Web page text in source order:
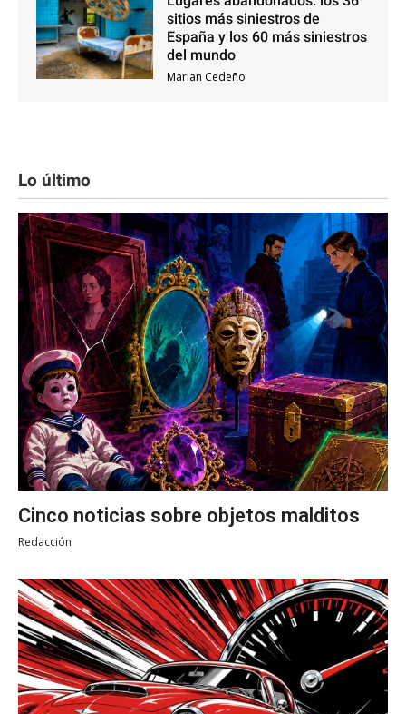
sitios más siniestros de
España y los 60 más siniestros
del mundo
Marian Cedeño
Lo último
Cinco noticias sobre objetos malditos
Redacción